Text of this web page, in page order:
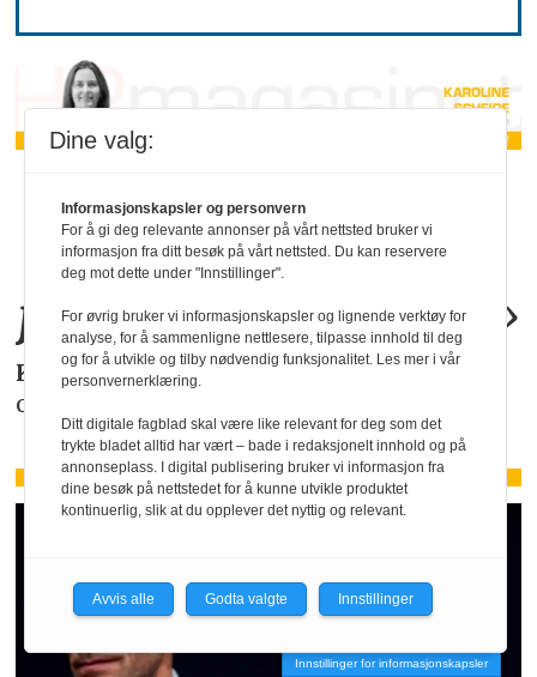
«KI-bruken kan
allerede by på
juridiskeproblemer .»
KAROLINE SCHEIDEi HR Norge gjør deg
oppmerksom på de faktiske forholdene.
Innstillinger for informasjonskapsler
Dine valg:
Informasjonskapsler og personvern
For å gi deg relevante annonser på vårt nettsted bruker vi
informasjon fra ditt besøk på vårt nettsted. Du kan reservere
deg mot dette under "Innstillinger".
For øvrig bruker vi informasjonskapsler og lignende verktøy for
analyse, for å sammenligne nettlesere, tilpasse innhold til deg
og for å utvikle og tilby nødvendig funksjonalitet. Les mer i vår
personvernerklæring.
Ditt digitale fagblad skal være like relevant for deg som det
trykte bladet alltid har vært – bade i redaksjonelt innhold og på
annonseplass. I digital publisering bruker vi informasjon fra
dine besøk på nettstedet for å kunne utvikle produktet
kontinuerlig, slik at du opplever det nyttig og relevant.
Avvis alle Godta valgte Innstillinger